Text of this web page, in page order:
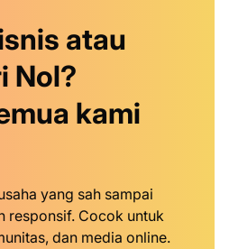
atau
Nol?
kami
yang sah sampai
responsif. Cocok untuk
dan media online.